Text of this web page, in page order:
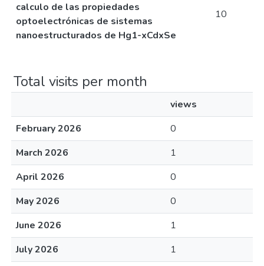
calculo de las propiedades
optoelectrónicas de sistemas
nanoestructurados de Hg1-xCdxSe
10
Total visits per month
views
February 2026
0
March 2026
1
April 2026
0
May 2026
0
June 2026
1
July 2026
1